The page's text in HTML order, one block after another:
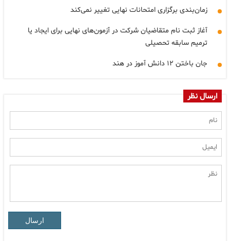
زمان‌بندی برگزاری امتحانات نهایی تغییر نمی‌کند
آغاز ثبت نام متقاضیان شرکت در آزمون‌های نهایی برای ایجاد یا
ترمیم سابقه تحصیلی
جان باختن ۱۲ دانش آموز در هند
ارسال نظر
ارسال